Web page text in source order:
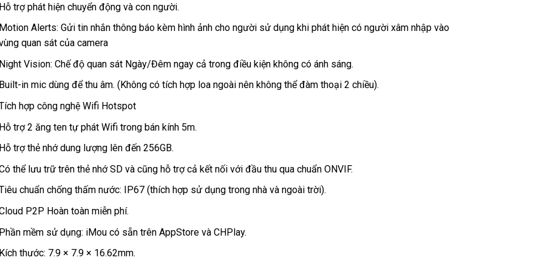
trợ phát hiện chuyển động và con người.
Alerts: Gửi tin nhắn thông báo kèm hình ảnh cho người sử dụng khi phát hiện có người xâm nhập vào
quan sát của camera
Vision: Chế độ quan sát Ngày/Đêm ngay cả trong điều kiện không có ánh sáng.
in mic dùng để thu âm. (Không có tích hợp loa ngoài nên không thể đàm thoại 2 chiều).
hợp công nghệ Wifi Hotspot
trợ 2 ăng ten tự phát Wifi trong bán kính 5m.
trợ thẻ nhớ dung lượng lên đến 256GB.
thể lưu trữ trên thẻ nhớ SD và cũng hỗ trợ cả kết nối với đầu thu qua chuẩn ONVIF.
chuẩn chống thấm nước: IP67 (thích hợp sử dụng trong nhà và ngoài trời).
P2P Hoàn toàn miễn phí.
mềm sử dụng: iMou có sẵn trên AppStore và CHPlay.
thước: 7.9 × 7.9 × 16.62mm.